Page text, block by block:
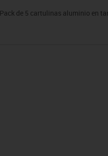
Pack de 5 cartulinas aluminio en